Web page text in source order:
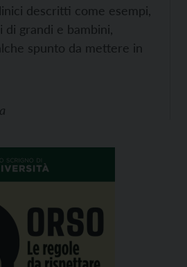
descritti come esempi,
grandi e bambini,
spunto da mettere in